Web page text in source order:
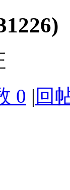
0 | 回